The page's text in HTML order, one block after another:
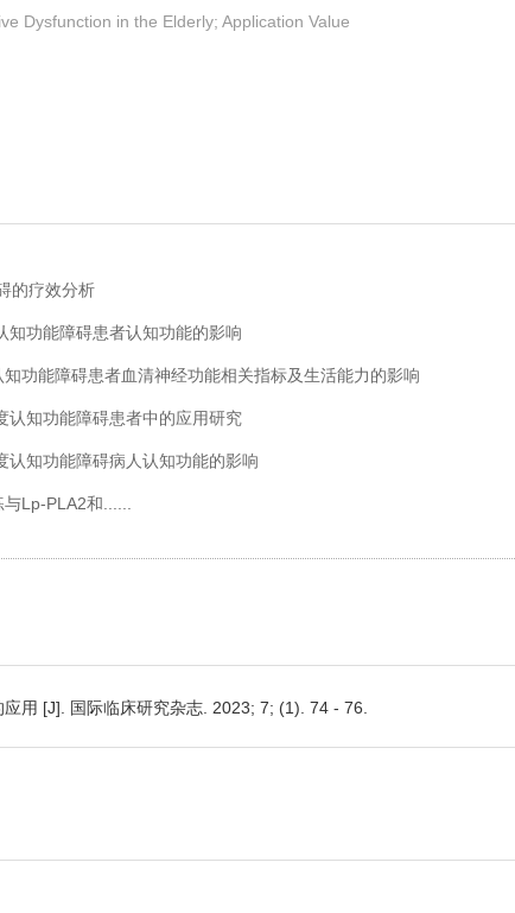
Dysfunction in the Elderly; Application Value
的疗效分析
知功能障碍患者认知功能的影响
功能障碍患者血清神经功能相关指标及生活能力的影响
认知功能障碍患者中的应用研究
知功能障碍病人认知功能的影响
Lp-PLA2和......
用 [J]. 国际临床研究杂志. 2023; 7; (1). 74 - 76.